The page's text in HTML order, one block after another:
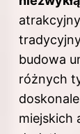
budowa
różnych
miejskich